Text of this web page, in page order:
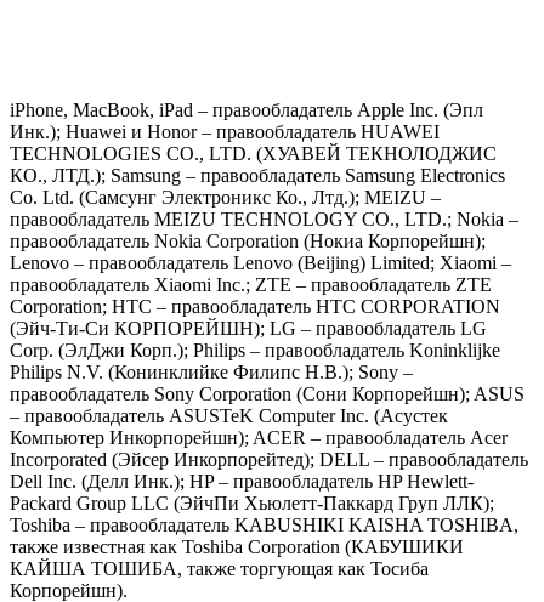
iPhone, MacBook, iPad – правообладатель Apple Inc. (Эпл
Инк.); Huawei и Honor – правообладатель HUAWEI
TECHNOLOGIES CO., LTD. (ХУАВЕЙ ТЕКНОЛОДЖИС
КО., ЛТД.); Samsung – правообладатель Samsung Electronics
Co. Ltd. (Самсунг Электроникс Ко., Лтд.); MEIZU –
правообладатель MEIZU TECHNOLOGY CO., LTD.; Nokia –
правообладатель Nokia Corporation (Нокиа Корпорейшн);
Lenovo – правообладатель Lenovo (Beijing) Limited; Xiaomi –
правообладатель Xiaomi Inc.; ZTE – правообладатель ZTE
Corporation; HTC – правообладатель HTC CORPORATION
(Эйч-Ти-Си КОРПОРЕЙШН); LG – правообладатель LG
Corp. (ЭлДжи Корп.); Philips – правообладатель Koninklijke
Philips N.V. (Конинклийке Филипс Н.В.); Sony –
правообладатель Sony Corporation (Сони Корпорейшн); ASUS
– правообладатель ASUSTeK Computer Inc. (Асустек
Компьютер Инкорпорейшн); ACER – правообладатель Acer
Incorporated (Эйсер Инкорпорейтед); DELL – правообладатель
Dell Inc. (Делл Инк.); HP – правообладатель HP Hewlett-
Packard Group LLC (ЭйчПи Хьюлетт-Паккард Груп ЛЛК);
Toshiba – правообладатель KABUSHIKI KAISHA TOSHIBA,
также известная как Toshiba Corporation (КАБУШИКИ
КАЙША ТОШИБА, также торгующая как Тосиба
Корпорейшн).